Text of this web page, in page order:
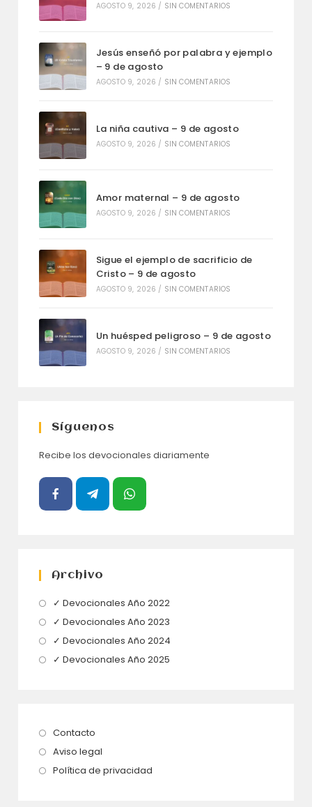
AGOSTO 9, 2026 / SIN COMENTARIOS
Jesús enseñó por palabra y ejemplo
– 9 de agosto
AGOSTO 9, 2026 / SIN COMENTARIOS
La niña cautiva – 9 de agosto
AGOSTO 9, 2026 / SIN COMENTARIOS
Amor maternal – 9 de agosto
AGOSTO 9, 2026 / SIN COMENTARIOS
Sigue el ejemplo de sacrificio de
Cristo – 9 de agosto
AGOSTO 9, 2026 / SIN COMENTARIOS
Un huésped peligroso – 9 de agosto
AGOSTO 9, 2026 / SIN COMENTARIOS
Síguenos
Recibe los devocionales diariamente
Archivo
✓ Devocionales Año 2022Se
✓ Devocionales Año 2023
abre
✓ Devocionales Año 2024
✓ Devocionales Año 2025
Contacto
abre
en
Aviso legal
abre
Política de privacidad